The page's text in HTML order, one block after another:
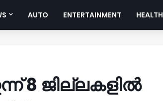
AUTO ENTERTAINMENT HEALTH
8 ജില്ലകളിൽ